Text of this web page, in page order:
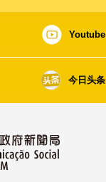
Youtube
今日头条